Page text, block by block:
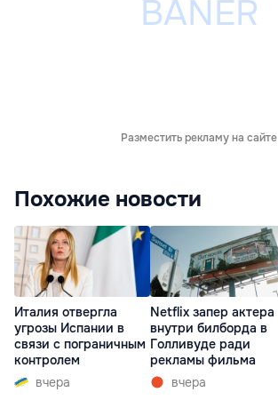
Разместить рекламу на сайте
Похожие новости
Италия отвергла
угрозы Испании в
связи с пограничным
контролем
вчера
Netflix запер актера
внутри билборда в
Голливуде ради
рекламы фильма
вчера